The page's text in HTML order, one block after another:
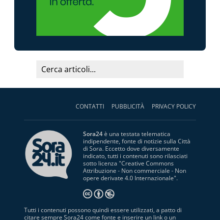
CONTATTI PUBBLICITÀ PRIVACY POLICY
Sora24è una testata telematica
indipendente, fonte di notizie sulla Città
di Sora. Eccetto dove diversamente
indicato, tutti i contenuti sono rilasciati
sotto licenza "Creative Commons
Attribuzione - Non commerciale - Non
opere derivate 4.0 Internazionale".
Tutti i contenuti possono quindi essere utilizzati, a patto di
citare sempre Sora24 come fonte e inserire un link o un